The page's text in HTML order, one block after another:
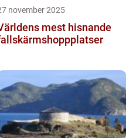
november 2025
mest hisnande